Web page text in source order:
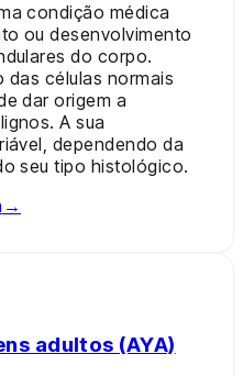
condição médica
ou desenvolvimento
do corpo.
das células normais
dar origem a
A sua
dependendo da
seu tipo histológico.
→
adultos (AYA)